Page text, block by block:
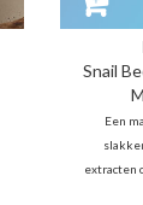
Snail
Een
extracten
diep aan